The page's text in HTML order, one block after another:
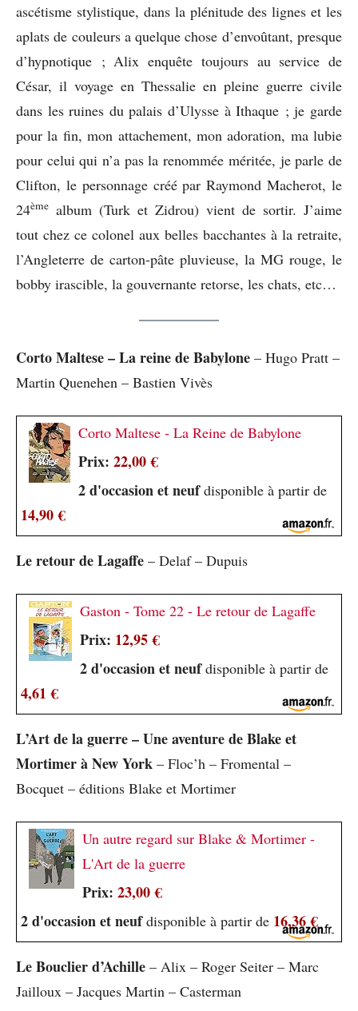
ascétisme stylistique, dans la plénitude des lignes et les
aplats de couleurs a quelque chose d’envoûtant, presque
d’hypnotique ; Alix enquête toujours au service de
César, il voyage en Thessalie en pleine guerre civile
dans les ruines du palais d’Ulysse à Ithaque ; je garde
pour la fin, mon attachement, mon adoration, ma lubie
pour celui qui n’a pas la renommée méritée, je parle de
Clifton, le personnage créé par Raymond Macherot, le
24ème album (Turk et Zidrou) vient de sortir. J’aime
tout chez ce colonel aux belles bacchantes à la retraite,
l’Angleterre de carton-pâte pluvieuse, la MG rouge, le
bobby irascible, la gouvernante retorse, les chats, etc…
Corto Maltese – La reine de Babylone – Hugo Pratt –
Martin Quenehen – Bastien Vivès
Corto Maltese - La Reine de Babylone
Prix: 22,00 €
2 d'occasion et neufdisponible à partir de
14,90 €
Le retour de Lagaffe – Delaf – Dupuis
Gaston - Tome 22 - Le retour de Lagaffe
Prix: 12,95 €
2 d'occasion et neufdisponible à partir de
4,61 €
L’Art de la guerre – Une aventure de Blake et
Mortimer à New York – Floc’h – Fromental –
Bocquet – éditions Blake et Mortimer
Un autre regard sur Blake & Mortimer -
L'Art de la guerre
Prix: 23,00 €
2 d'occasion et neufdisponible à partir de 16,36 €
Le Bouclier d’Achille – Alix – Roger Seiter – Marc
Jailloux – Jacques Martin – Casterman